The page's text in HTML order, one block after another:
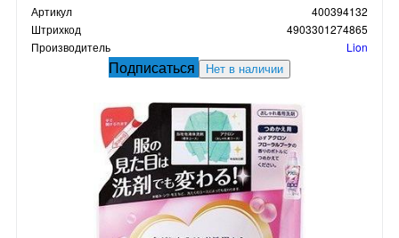
Артикул
400394132
Штрихкод
4903301274865
Производитель
Lion
Подписаться Нет в наличии